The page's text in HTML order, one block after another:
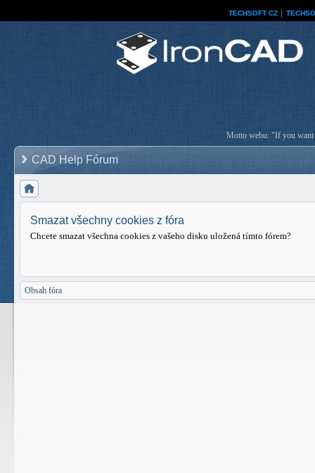
TECHSOFT CZ
Motto webu: "If you want
CAD Help Fórum
Smazat všechny cookies z fóra
Chcete smazat všechna cookies z vašeho disku uložená tímto fórem?
Obsah fóra